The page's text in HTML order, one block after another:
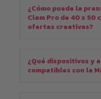
¿Cómo puede la
Clam Pro de 40 x 50
ofertas creativas?
¿Qué dispositivos y
compatibles con la